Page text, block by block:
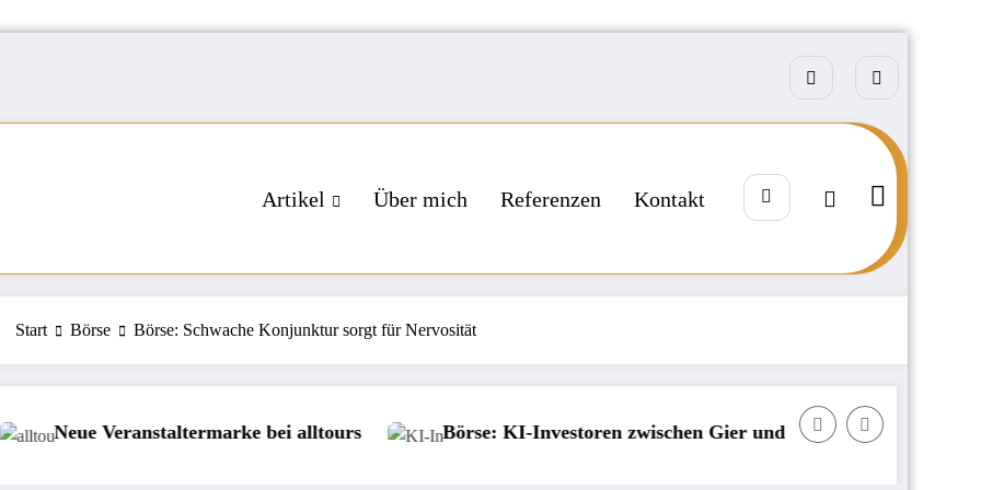
Artikel Über mich Referenzen Kontakt
Start Börse Börse: Schwache Konjunktur sorgt für Nervosität
bei alltours Börse: KI-Investoren zwischen Gier und Angst Badija – kroatisches Kleinod